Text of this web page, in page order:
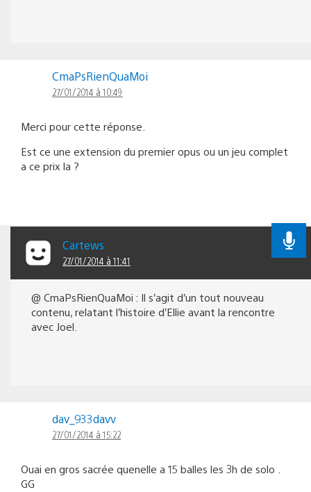
CmaPsRienQuaMoi
27/01/2014 à 10:49
Merci pour cette réponse.
Est ce une extension du premier opus ou un jeu complet
a ce prix la ?
Cartews
27/01/2014 à 11:41
@ CmaPsRienQuaMoi : Il s’agit d’un tout nouveau
contenu, relatant l’histoire d’Ellie avant la rencontre
avec Joel.
dav_933davv
27/01/2014 à 15:22
Ouai en gros sacrée quenelle a 15 balles les 3h de solo .
GG